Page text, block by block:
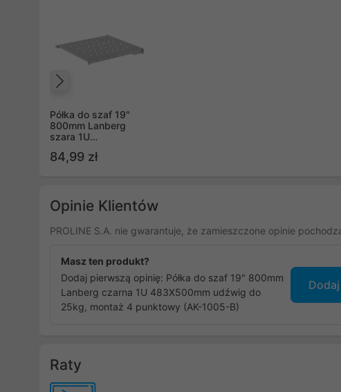
Półka do szaf 19"
800mm Lanberg
szara 1U
do 25kg, montaż 4
84,99 zł
Opinie Klientów
PROLINE S.A. nie gwarantuje, że zamieszczone opinie
Masz ten produkt?
Dodaj pierwszą opinię: Półka do szaf 19" 800mm
Lanberg czarna 1U 483X500mm udźwig do
25kg, montaż 4 punktowy (AK-1005-B)
Raty